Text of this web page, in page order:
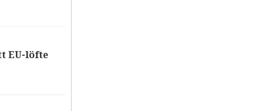
EU-löfte